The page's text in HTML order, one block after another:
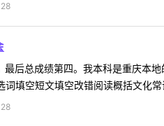
后总成绩第四。我本科是重庆本
填空短文填空改错阅读概括文化